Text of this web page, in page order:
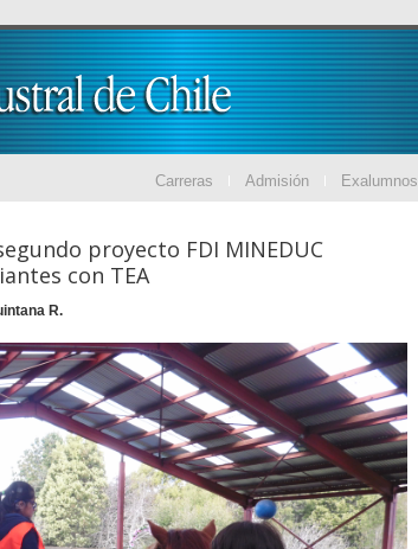
Carreras Admisión Exalumnos
proyecto FDI MINEDUC
con TEA
R.